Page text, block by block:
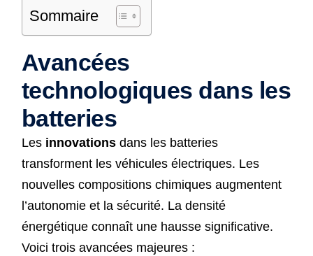
Sommaire
Avancées
technologiques dans les
batteries
Les innovationsdans les batteries
transforment les véhicules électriques. Les
nouvelles compositions chimiques augmentent
l’autonomie et la sécurité. La densité
énergétique connaît une hausse significative.
Voici trois avancées majeures :